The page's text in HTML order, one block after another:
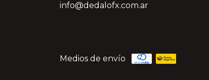
info@dedalofx.com.ar
Medios de envío